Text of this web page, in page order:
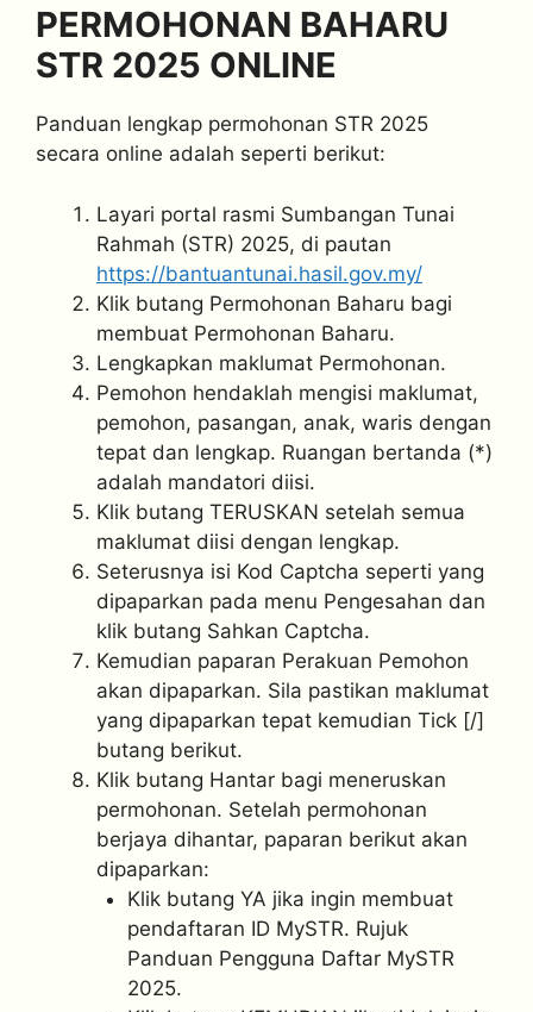
PERMOHONAN BAHARU
STR 2025 ONLINE
Panduan lengkap permohonan STR 2025
secara online adalah seperti berikut:
Layari portal rasmi Sumbangan Tunai
Rahmah (STR) 2025, di pautan
https://bantuantunai.hasil.gov.my/
Klik butang Permohonan Baharu bagi
membuat Permohonan Baharu.
Lengkapkan maklumat Permohonan.
Pemohon hendaklah mengisi maklumat,
pemohon, pasangan, anak, waris dengan
tepat dan lengkap. Ruangan bertanda (*)
adalah mandatori diisi.
Klik butang TERUSKAN setelah semua
maklumat diisi dengan lengkap.
Seterusnya isi Kod Captcha seperti yang
dipaparkan pada menu Pengesahan dan
klik butang Sahkan Captcha.
Kemudian paparan Perakuan Pemohon
akan dipaparkan. Sila pastikan maklumat
yang dipaparkan tepat kemudian Tick [/]
butang berikut.
Klik butang Hantar bagi meneruskan
permohonan. Setelah permohonan
berjaya dihantar, paparan berikut akan
dipaparkan:
Klik butang YA jika ingin membuat
pendaftaran ID MySTR. Rujuk
Panduan Pengguna Daftar MySTR
2025.